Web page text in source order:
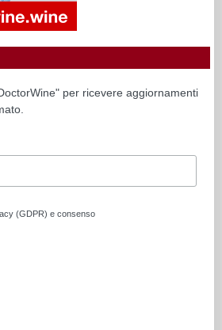
per ricevere aggiornamenti
(GDPR) e consenso